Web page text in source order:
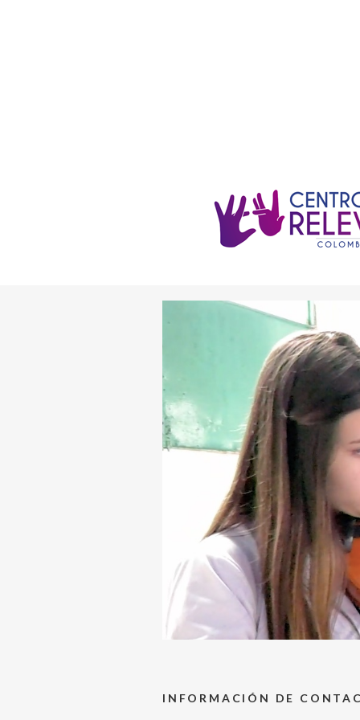
INFORMACIÓN DE